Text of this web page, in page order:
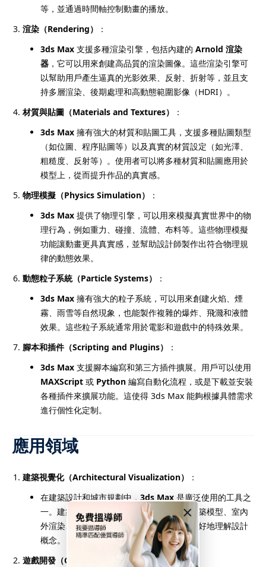
×
等，並通過時間軸控制動畫的播放。
渲染（Rendering）
：
3ds Max 支援多種渲染引擎，包括內建的 Arnold 渲染
器 ，它可以用來創建高品質的渲染圖像。這些渲染引擎可
以幫助用戶產生逼真的光影效果、反射、折射等，並且支
持多層渲染、後期處理和高動態範圍影像（HDRI）。
材質與貼圖（Materials and Textures）
：
3ds Max 擁有強大的材質和貼圖工具，支援多種貼圖類型
（如位圖、程序貼圖等）以及真實的材質設定（如光澤、
粗糙度、反射等）。使用者可以將多種材質和貼圖應用於
模型上，從而提升作品的真實感。
物理模擬（Physics Simulation）
：
3ds Max 提供了物理引擎，可以用來模擬真實世界中的物
理行為，例如重力、碰撞、流體、布料等。這些物理模擬
功能讓動畫更具真實感，並幫助設計師製作出符合物理規
律的動態效果。
動態粒子系統（Particle Systems）
：
3ds Max 擁有強大的粒子系統，可以用來創建火焰、煙
霧、雨雪等自然現象，也能製作複雜的爆炸、飛濺和液體
效果。這些粒子系統通常用於電影和遊戲中的特殊效果。
腳本和插件（Scripting and Plugins）
：
3ds Max 支援腳本編寫和第三方插件擴展。用戶可以使用
MAXScript 或 Python 編寫自動化流程，或是下載並安裝
各種插件來擴展功能。這使得 3ds Max 能夠根據具體需求
進行個性化定制。
應用領域
建築視覺化（Architectural Visualization）
：
在建築設計和城市規劃中， 3ds Max 是廣泛使用的工具之
一。建築師和設計師使用它來創建逼真的建築模型、室內
外渲染、虛擬漫遊等，幫助客戶和開發商更好地理解設計
概念。
遊戲開發（Game Development）：